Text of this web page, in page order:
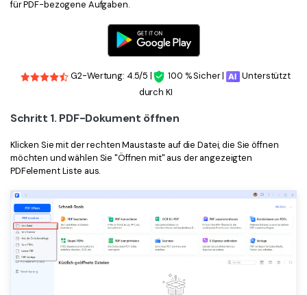
für PDF-bezogene Aufgaben.
G2-Wertung: 4.5/5 | 100 % Sicher |
Unterstützt
durch KI
Schritt 1. PDF-Dokument öffnen
Klicken Sie mit der rechten Maustaste auf die Datei, die Sie öffnen
möchten und wählen Sie "Öffnen mit" aus der angezeigten
PDFelement Liste aus.